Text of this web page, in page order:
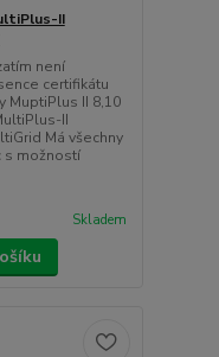
II
není
certifikátu
MuptiPlus II 8,10
II
Má všechny
s možností
Skladem